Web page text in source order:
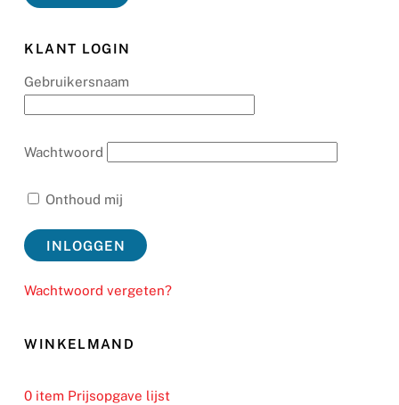
KLANT LOGIN
Gebruikersnaam
Wachtwoord
Onthoud mij
Wachtwoord vergeten?
WINKELMAND
0 item Prijsopgave lijst